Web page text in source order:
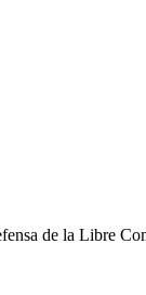
de la Libre